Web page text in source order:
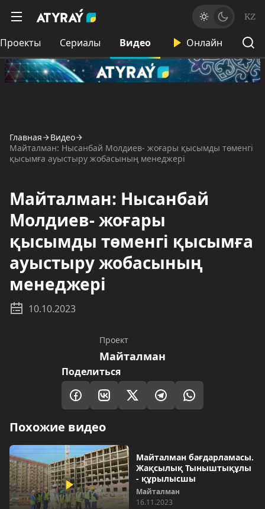
KZ
Проекты Сериалы Видео Онлайн
Главная
Видео
Майталман: Нысанбай Молдиев- жоғары қысымды төменгі
қысымға ауыстыру жобасының менеджері
Майталман: Нысанбай
Молдиев- жоғары
қысымды төменгі қысымға
ауыстыру жобасының
менеджері
10.10.2023
Проект
Майталман
Поделиться
Похожие видео
Майталман бағдарламасы.
Жақсылық Тыныштықұлы
- құрылысшы
Майталман
16.11.2023